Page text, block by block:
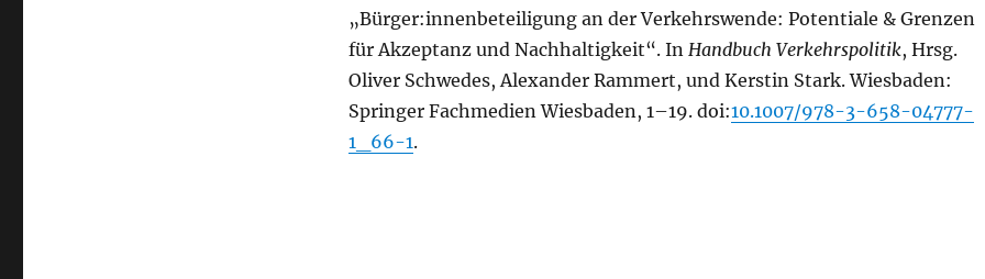
„Bürger:innenbeteiligung an der Verkehrswende: Potentiale & Grenzen
für Akzeptanz und Nachhaltigkeit“. In Handbuch Verkehrspolitik, Hrsg.
Oliver Schwedes, Alexander Rammert, und Kerstin Stark. Wiesbaden:
Springer Fachmedien Wiesbaden, 1–19. doi:10.1007/978-3-658-04777-
1_66-1.